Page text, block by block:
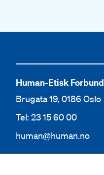
Human-Etisk Forbund
Brugata 19, 0186 Oslo
Tel: 23 15 60 00
human@human.no